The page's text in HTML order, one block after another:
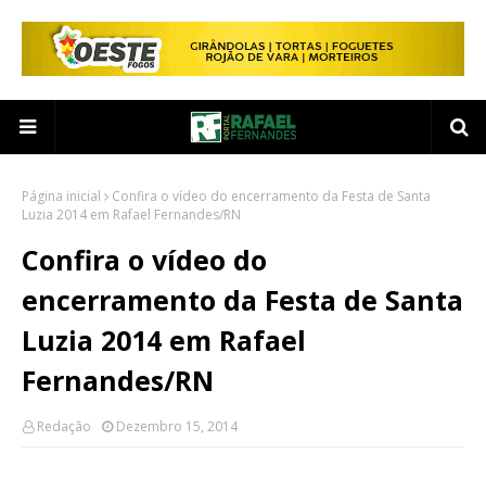
Página inicial
Confira o vídeo do encerramento da Festa de Santa
Luzia 2014 em Rafael Fernandes/RN
Confira o vídeo do
encerramento da Festa de Santa
Luzia 2014 em Rafael
Fernandes/RN
Redação Dezembro 15, 2014